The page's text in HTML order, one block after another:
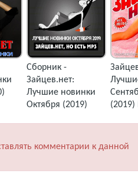
Сборник -
Зайцев.нет:
Лучшие новинки
Октября (2019)
(2019)
комментарии к данной